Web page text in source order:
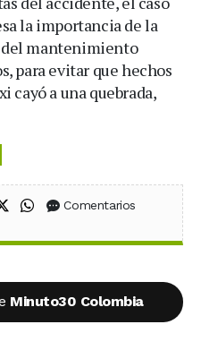
la importancia de la
del mantenimiento
para evitar que hechos
cayó a una quebrada,
en Facebook
Compartir en X (Twitter)
Compartir en WhatsApp
Comentarios
Minuto30 Colombia